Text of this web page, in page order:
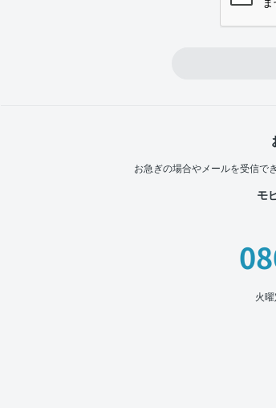
お急ぎの場合やメールを受信で
モ
火